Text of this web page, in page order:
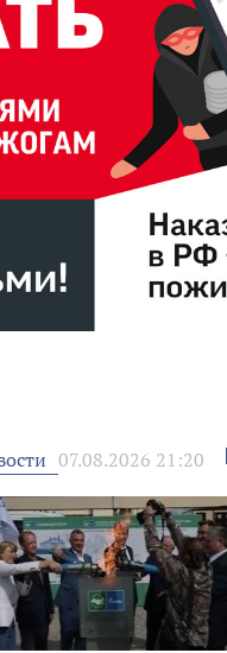
07.08.2026 21:20